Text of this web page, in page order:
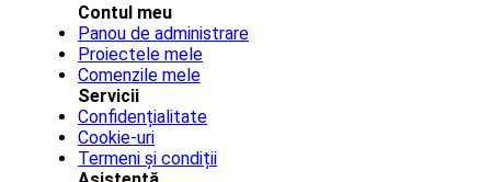
Contul meu
Panou de administrare
Proiectele mele
Comenzile mele
Servicii
Confidențialitate
Cookie-uri
Termeni și condiții